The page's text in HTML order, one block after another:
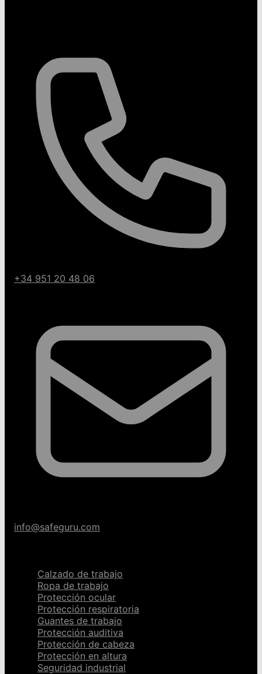
+34 951 20 48 06
info@safeguru.com
Calzado de trabajo
Ropa de trabajo
Protección ocular
Protección respiratoria
Guantes de trabajo
Protección auditiva
Protección de cabeza
Protección en altura
Seguridad industrial